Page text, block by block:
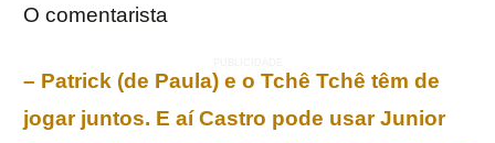
O comentarista
– Patrick (de Paula) e o Tchê Tchê têm de
jogar juntos. E aí Castro pode usar Junior